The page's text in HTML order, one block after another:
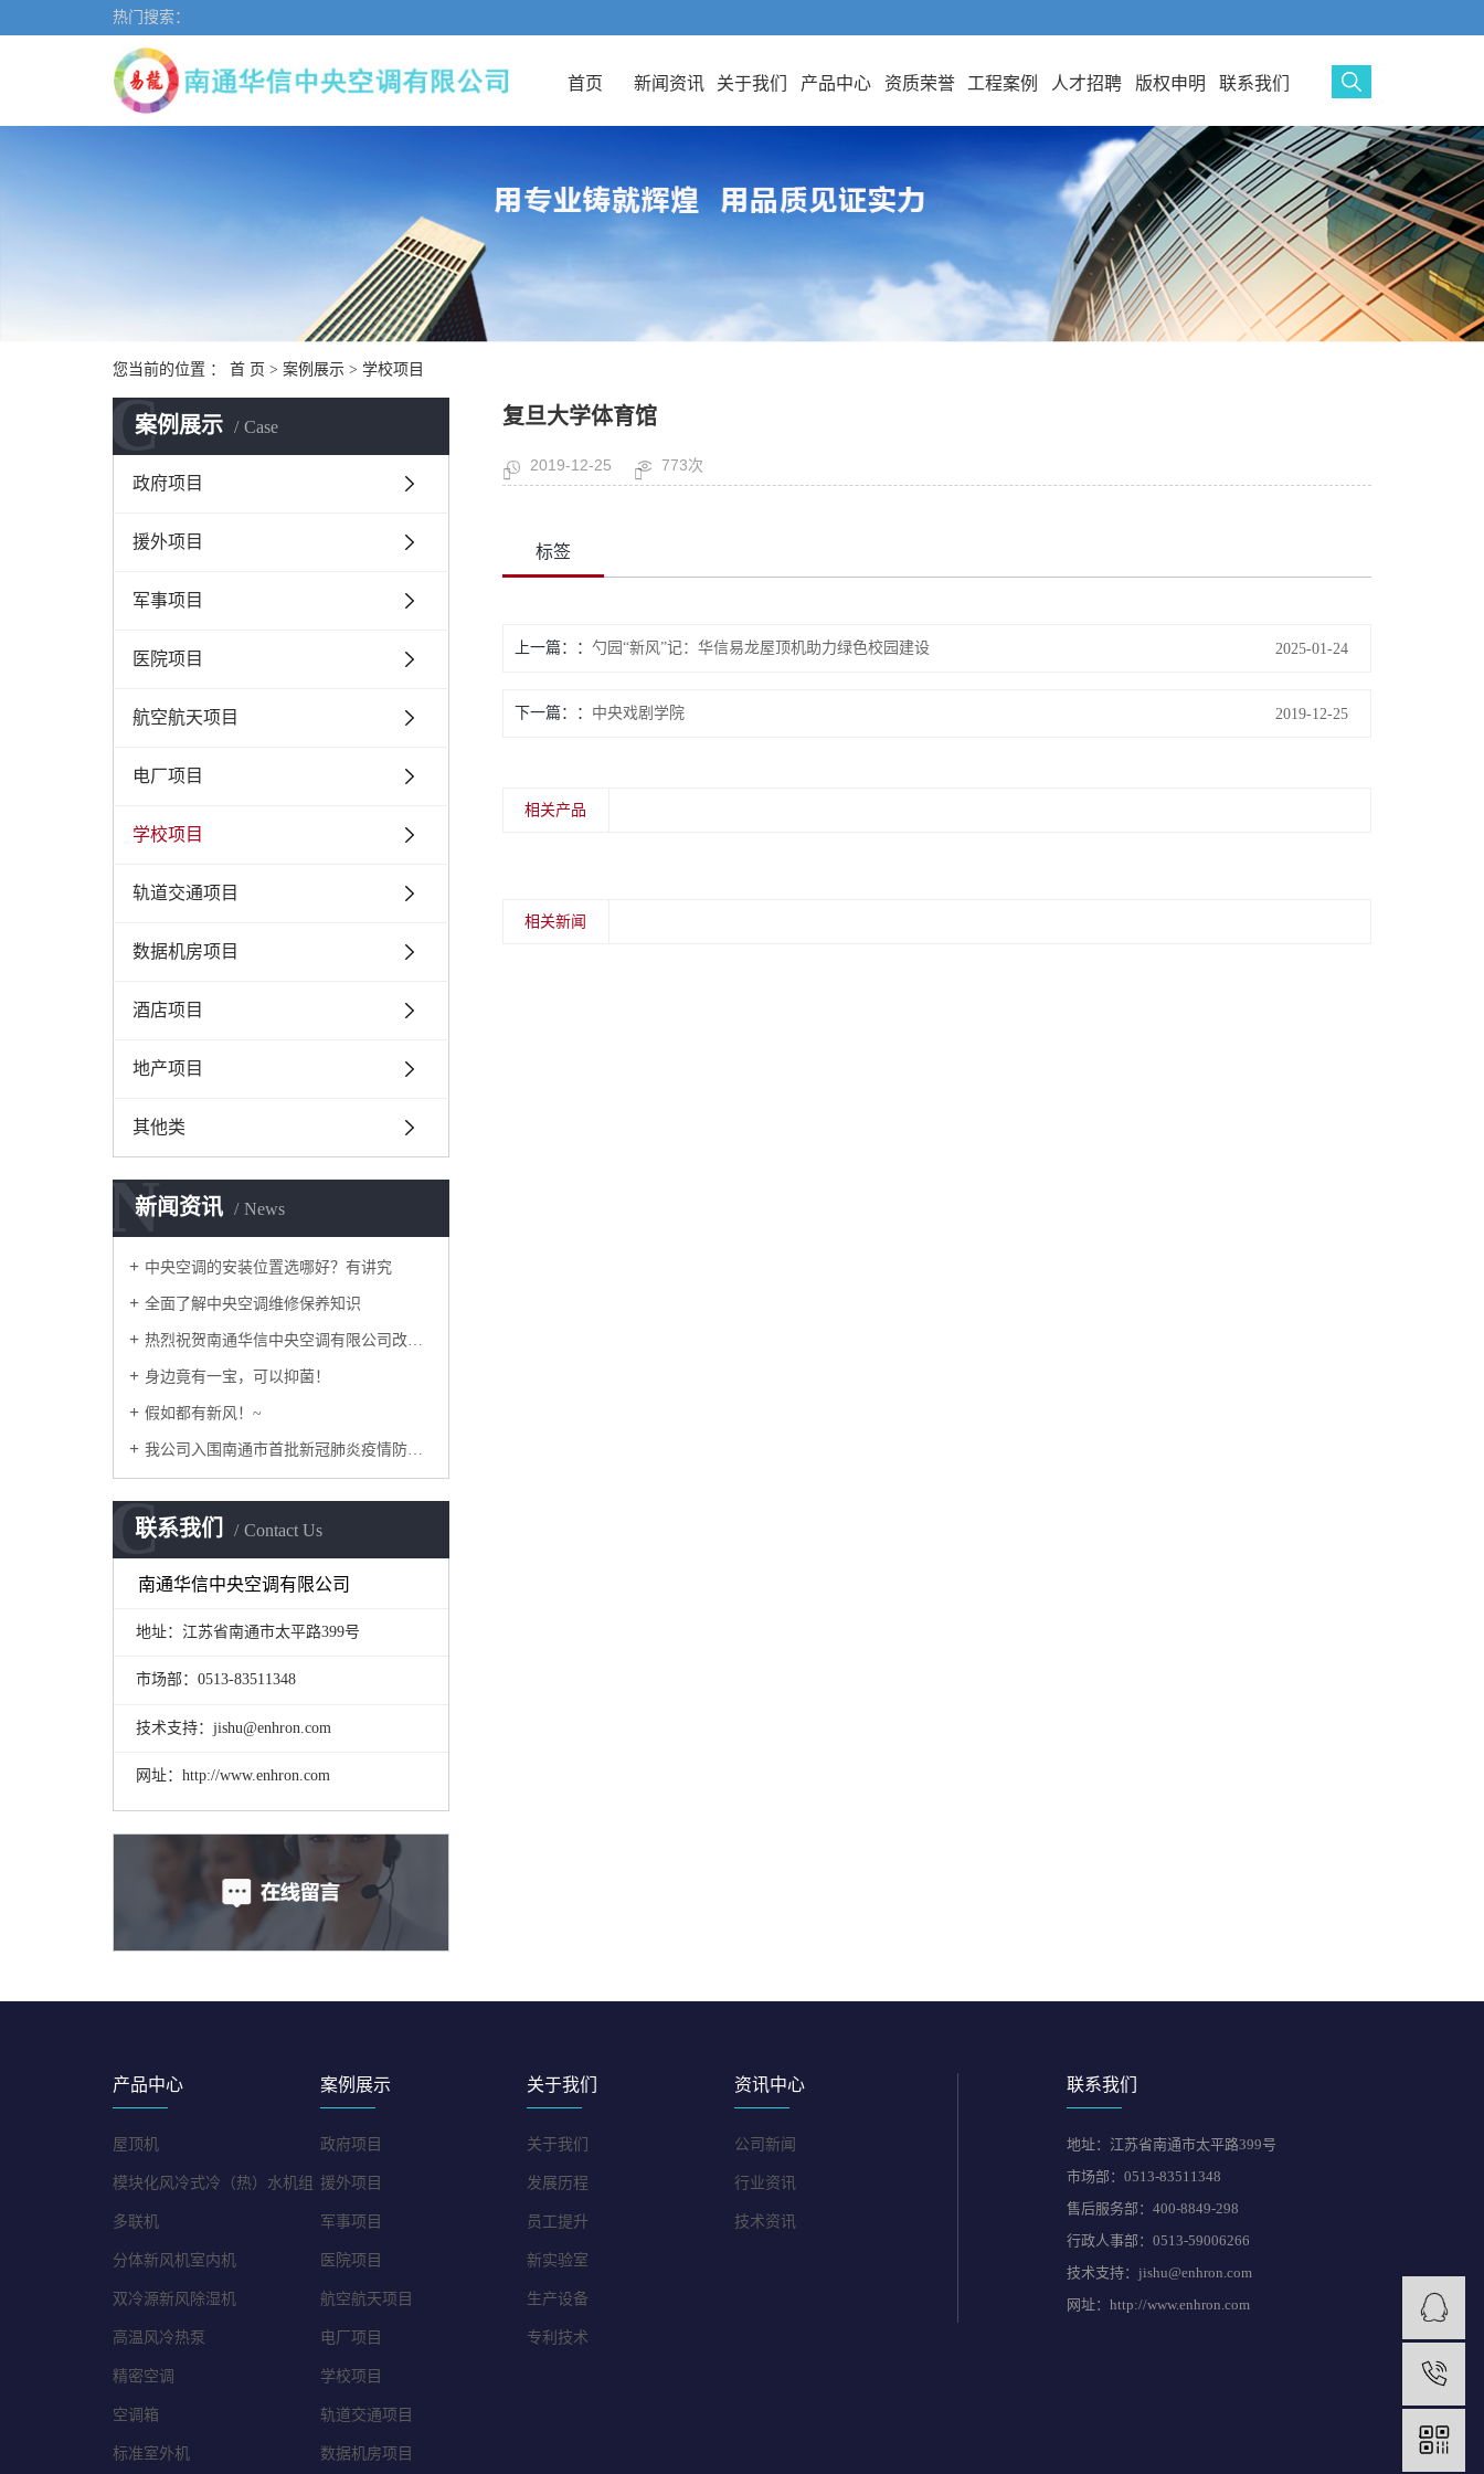
热门搜索：
首页 新闻资讯 关于我们 产品中心 资质荣誉 工程案例 人才招聘 版权申明 联系我们
您当前的位置 ： 首 页 > 案例展示 > 学校项目
案例展示 Case
C
政府项目
援外项目
军事项目
医院项目
航空航天项目
电厂项目
学校项目
轨道交通项目
数据机房项目
酒店项目
地产项目
其他类
新闻资讯 News
N
中央空调的安装位置选哪好？有讲究
全面了解中央空调维修保养知识
热烈祝贺南通华信中央空调有限公司改版正式上线！
身边竟有一宝，可以抑菌！
假如都有新风！~
我公司入围南通市首批新冠肺炎疫情防控重点保障企业名录
联系我们 Contact Us
C
南通华信中央空调有限公司
地址：江苏省南通市太平路399号
市场部：0513-83511348
技术支持：jishu@enhron.com
网址：http://www.enhron.com
复旦大学体育馆
2019-12-25 773次
标签
上一篇： 勺园“新风”记：华信易龙屋顶机助力绿色校园建设 2025-01-24
下一篇： 中央戏剧学院 2019-12-25
相关产品
相关新闻
产品中心
屋顶机
模块化风冷式冷（热）水机组
多联机
分体新风机室内机
双冷源新风除湿机
高温风冷热泵
精密空调
空调箱
标准室外机
案例展示
政府项目
援外项目
军事项目
医院项目
航空航天项目
电厂项目
学校项目
轨道交通项目
数据机房项目
关于我们
关于我们
发展历程
员工提升
新实验室
生产设备
专利技术
资讯中心
公司新闻
行业资讯
技术资讯
联系我们
地址：江苏省南通市太平路399号
市场部：0513-83511348
售后服务部：400-8849-298
行政人事部：0513-59006266
技术支持：jishu@enhron.com
网址：http://www.enhron.com